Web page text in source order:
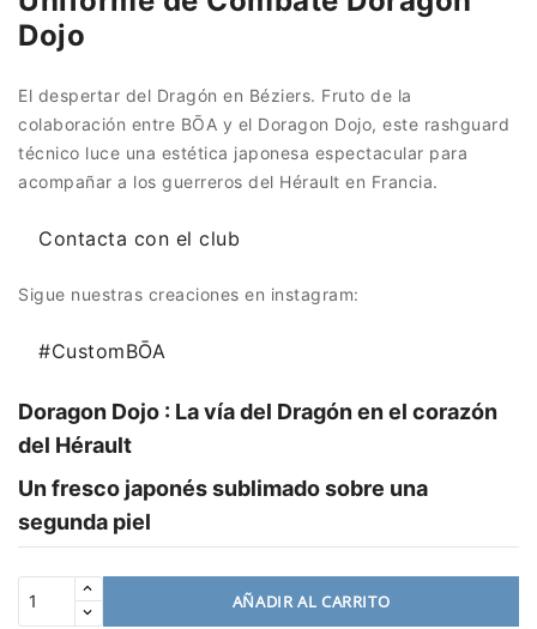
Dojo
El despertar del Dragón en Béziers. Fruto de la
colaboración entre BŌA y el Doragon Dojo, este rashguard
técnico luce una estética japonesa espectacular para
acompañar a los guerreros del Hérault en Francia.
Contacta con el club
Sigue nuestras creaciones en instagram:
#CustomBŌA
Doragon Dojo : La vía del Dragón en el corazón
del Hérault
Un fresco japonés sublimado sobre una
segunda piel
AÑADIR AL CARRITO